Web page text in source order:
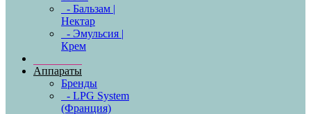
- Бальзам |
Нектар
- Эмульсия |
Крем
Аппараты
Бренды
- LPG System
(Франция)